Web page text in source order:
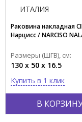
В
ИТАЛИЯ
Раковина накладная
Нарцисс / NARCISO
Размеры (ШГВ), см:
130 x 50 x 16.5
Купить в 1 клик